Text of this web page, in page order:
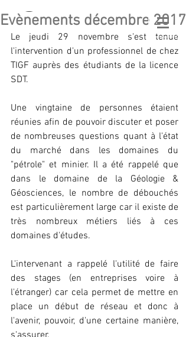
GÉOLATITUDE
GEOLOGICAL ASSOCIATION
Evènements décembre 2017
Le jeudi 29 novembre s'est tenue
l'intervention d'un professionnel de chez
TIGF auprès des étudiants de la licence
SDT.
Une vingtaine de personnes étaient
réunies afin de pouvoir discuter et poser
de nombreuses questions quant à l'état
du marché dans les domaines du
"pétrole" et minier. Il a été rappelé que
dans le domaine de la Géologie &
Géosciences, le nombre de débouchés
est particulièrement large car il existe de
très nombreux métiers liés à ces
domaines d'études.
L'intervenant a rappelé l'utilité de faire
des stages (en entreprises voire à
l'étranger) car cela permet de mettre en
place un début de réseau et donc à
l'avenir, pouvoir, d'une certaine manière,